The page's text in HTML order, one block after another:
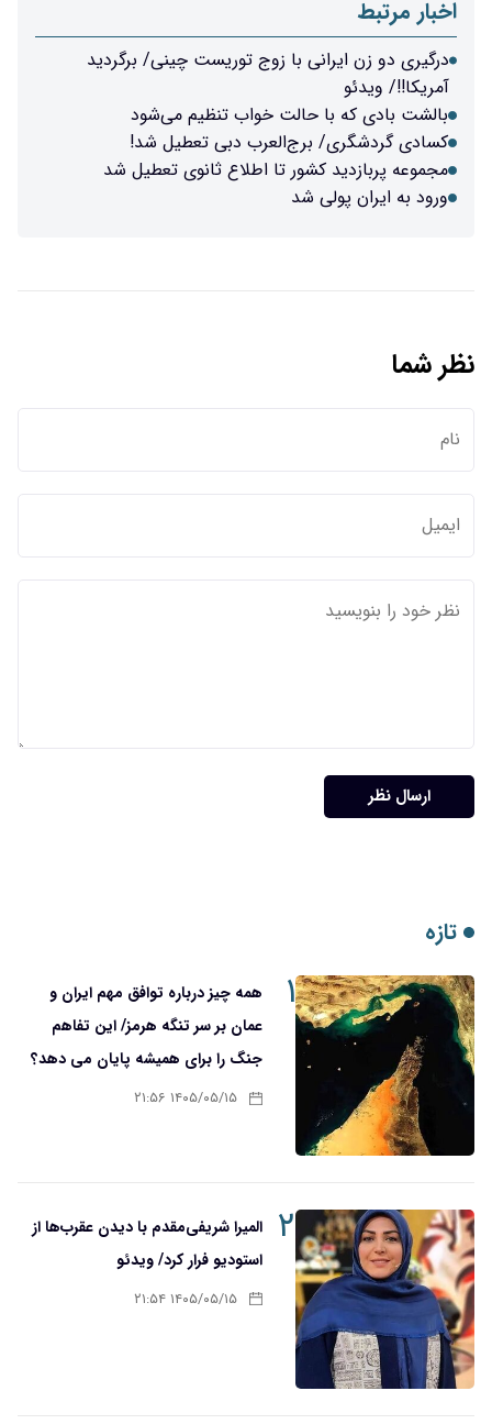
اخبار مرتبط
درگیری دو زن ایرانی با زوج توریست چینی/ برگردید
آمریکا!!/ ویدئو
بالشت بادی که با حالت خواب تنظیم می‌شود
کسادی گردشگری/ برج‌العرب دبی تعطیل شد!
مجموعه پربازدید کشور تا اطلاع ثانوی تعطیل شد
ورود به ایران پولی شد
نظر شما
ارسال نظر
تازه
۱
همه چیز درباره توافق مهم ایران و
عمان بر سر تنگه هرمز/ این تفاهم
جنگ را برای همیشه پایان می دهد؟
۱۴۰۵/۰۵/۱۵ ۲۱:۵۶
۲
المیرا شریفی‌مقدم با دیدن عقرب‌ها از
استودیو فرار کرد/ ویدئو
۱۴۰۵/۰۵/۱۵ ۲۱:۵۴